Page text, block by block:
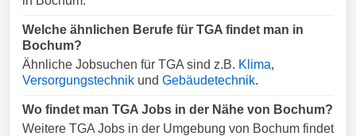
Welche ähnlichen Berufe für TGA findet man in
Bochum?
Ähnliche Jobsuchen für TGA sind z.B. Klima,
Versorgungstechnik und Gebäudetechnik.
Wo findet man TGA Jobs in der Nähe von Bochum?
Weitere TGA Jobs in der Umgebung von Bochum findet